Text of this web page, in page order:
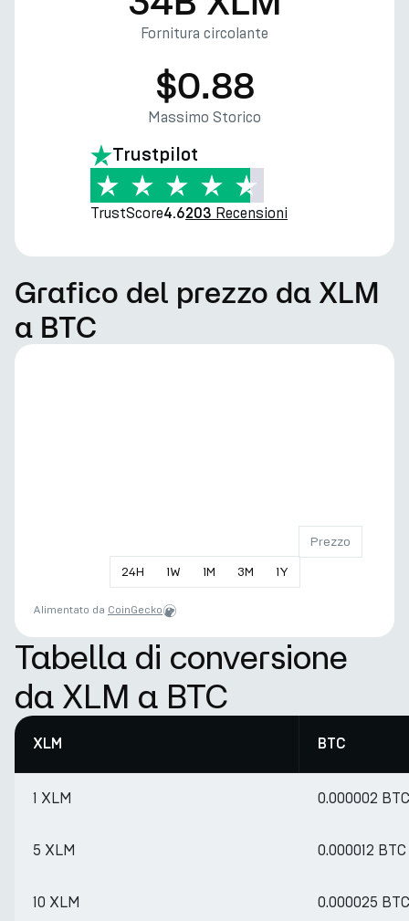
Fornitura circolante
$0.88
Massimo Storico
Trustpilot
TrustScore4.6203 Recensioni
Grafico del prezzo da XLM
a BTC
24H 1W 1M 3M 1Y
Prezzo
Alimentato da CoinGecko
Tabella di conversione
da XLM a BTC
XLM BTC
1 XLM 0.000002 BTC
5 XLM 0.000012 BTC
10 XLM 0.000025 BTC